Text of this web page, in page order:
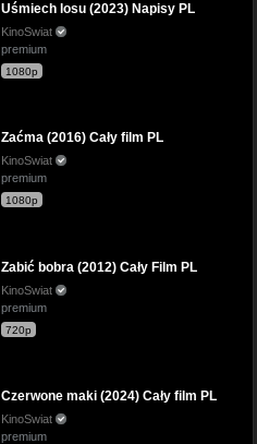
Uśmiech losu (2023) Napisy PL
KinoSwiat
premium
1080p
Zaćma (2016) Cały film PL
KinoSwiat
premium
1080p
Zabić bobra (2012) Cały Film PL
KinoSwiat
premium
720p
Czerwone maki (2024) Cały film PL
KinoSwiat
premium